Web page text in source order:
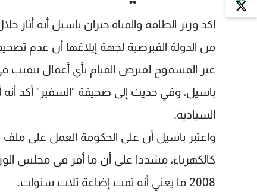
اكد وزير الطاقة والمياه جبران باسيل أنه
من الدولة القبرصية لجهة إيلاغها أن عدم
غير المسموح لقبرص القيام بأي أعمال تنقيب
باسيل، وفي حديث إلى صحيفة "السفير" أكد أنه
السيادية.
واعتبر باسيل أن على الحكومة العمل على
كالكهرباء، مشددا على أن ما أقر في مجلس
2008 ما يعني أنه تمت إضاعة ثلاث سنوات.